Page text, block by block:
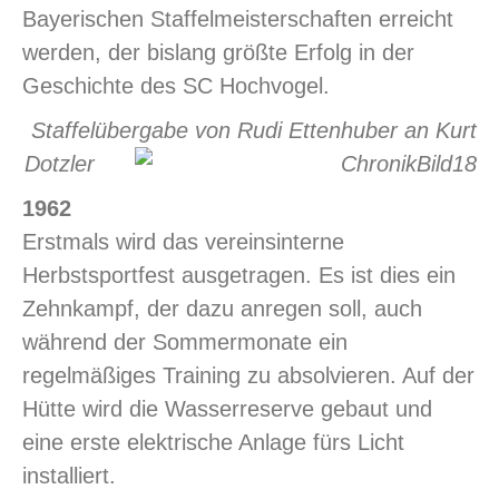
Bayerischen Staffelmeisterschaften erreicht
werden, der bislang größte Erfolg in der
Geschichte des SC Hochvogel.
Staffelübergabe von Rudi Ettenhuber an Kurt
Dotzler
1962
Erstmals wird das vereinsinterne
Herbstsportfest ausgetragen. Es ist dies ein
Zehnkampf, der dazu anregen soll, auch
während der Sommermonate ein
regelmäßiges Training zu absolvieren. Auf der
Hütte wird die Wasserreserve gebaut und
eine erste elektrische Anlage fürs Licht
installiert.